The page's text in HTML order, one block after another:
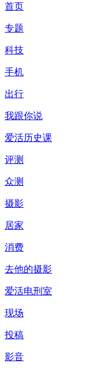
首页
专题
科技
手机
出行
我跟你说
爱活历史课
评测
众测
摄影
居家
消费
去他的摄影
爱活电刑室
现场
投稿
影音